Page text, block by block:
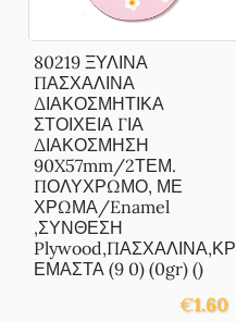
80219 ΞΥΛΙΝΑ
ΠΑΣΧΑΛΙΝΑ
ΔΙΑΚΟΣΜΗΤΙΚΑ
ΣΤΟΙΧΕΙΑ ΓΙΑ
ΔΙΑΚΟΣΜΗΣΗ
90X57mm/2ΤΕΜ.
ΠΟΛΥΧΡΩΜΟ, ΜΕ
ΧΡΩΜΑ/Enamel
,ΣΥΝΘΕΣΗ
Plywood,ΠΑΣΧΑΛΙΝΑ,ΚΡ
ΕΜΑΣΤΑ (9 0) (0gr) ()
€1.60